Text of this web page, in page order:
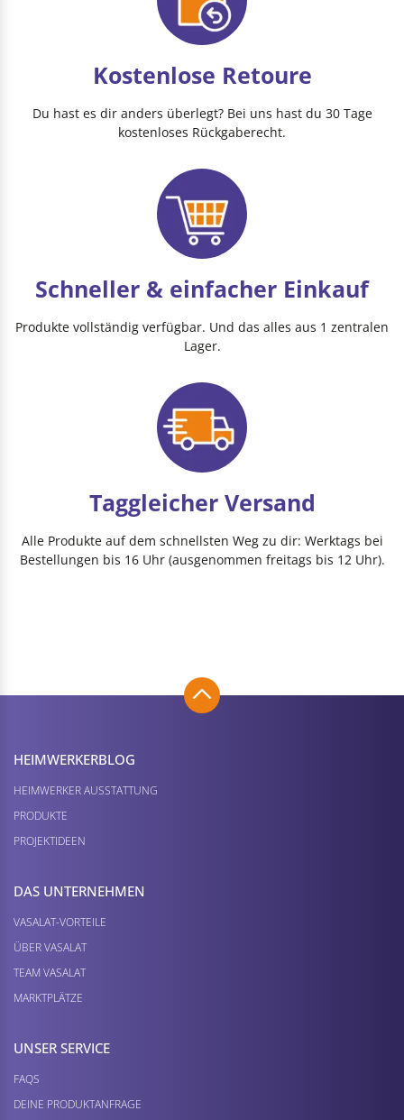
Kostenlose Retoure
Du hast es dir anders überlegt? Bei uns hast du 30 Tage
kostenloses Rückgaberecht.
Schneller & einfacher Einkauf
Produkte vollständig verfügbar. Und das alles aus 1 zentralen
Lager.
Taggleicher Versand
Alle Produkte auf dem schnellsten Weg zu dir: Werktags bei
Bestellungen bis 16 Uhr (ausgenommen freitags bis 12 Uhr).
HEIMWERKER­BLOG
HEIMWERKER AUSSTATTUNG
PRODUKTE
PROJEKTIDEEN
DAS UNTERNEHMEN
VASALAT-VORTEILE
ÜBER VASALAT
TEAM VASALAT
MARKTPLÄTZE
UNSER SERVICE
FAQS
DEINE PRODUKTANFRAGE